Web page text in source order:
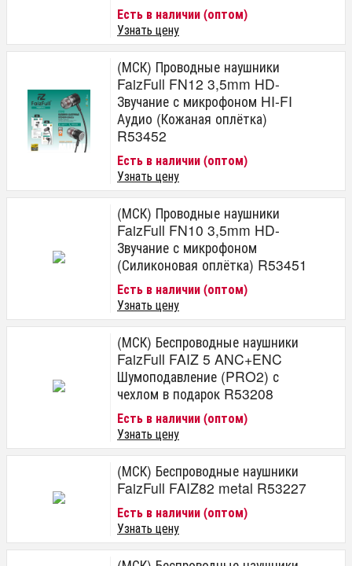
Есть в наличии (оптом)
Узнать цену
(МСК) Проводные наушники
FaizFull FN12 3,5mm HD-
Звучание с микрофоном HI-FI
Аудио (Кожаная оплётка)
R53452
Есть в наличии (оптом)
Узнать цену
(МСК) Проводные наушники
FaizFull FN10 3,5mm HD-
Звучание с микрофоном
(Силиконовая оплётка) R53451
Есть в наличии (оптом)
Узнать цену
(МСК) Беспроводные наушники
FaizFull FAIZ 5 ANC+ENC
Шумоподавление (PRO2) с
чехлом в подарок R53208
Есть в наличии (оптом)
Узнать цену
(МСК) Беспроводные наушники
FaizFull FAIZ82 metal R53227
Есть в наличии (оптом)
Узнать цену